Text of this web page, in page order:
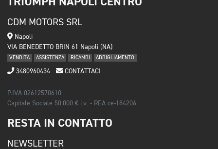
CDM MOTORS SRL
Napoli
VIA BENEDETTO BRIN 61 Napoli (NA)
VENDITA ASSISTENZA RICAMBI ABBIGLIAMENTO
3480960434 CONTATTACI
P.IVA 02612570610
Capitale Sociale 50.000 € i.v. - REA ce-184206
RESTA IN CONTATTO
NEWSLETTER